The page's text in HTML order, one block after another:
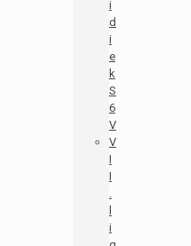
i
d
i
e
k
S
6
V
V
I
I
l
i